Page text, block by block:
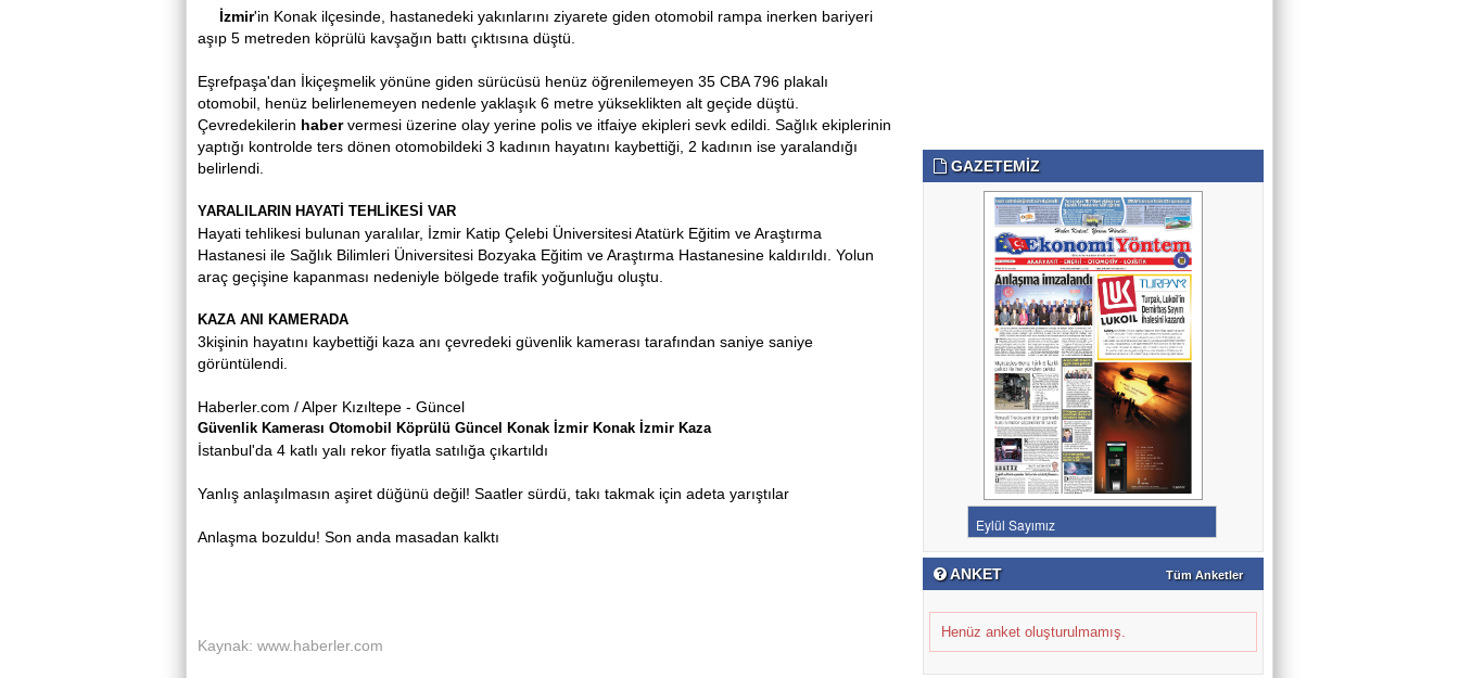
İzmir'in Konak ilçesinde, hastanedeki yakınlarını ziyarete giden otomobil rampa inerken bariyeri
aşıp 5 metreden köprülü kavşağın battı çıktısına düştü.
Eşrefpaşa'dan İkiçeşmelik yönüne giden sürücüsü henüz öğrenilemeyen 35 CBA 796 plakalı
otomobil, henüz belirlenemeyen nedenle yaklaşık 6 metre yükseklikten alt geçide düştü.
Çevredekilerin habervermesi üzerine olay yerine polis ve itfaiye ekipleri sevk edildi. Sağlık ekiplerinin
yaptığı kontrolde ters dönen otomobildeki 3 kadının hayatını kaybettiği, 2 kadının ise yaralandığı
belirlendi.
YARALILARIN HAYATİ TEHLİKESİ VAR
Hayati tehlikesi bulunan yaralılar, İzmir Katip Çelebi Üniversitesi Atatürk Eğitim ve Araştırma
Hastanesi ile Sağlık Bilimleri Üniversitesi Bozyaka Eğitim ve Araştırma Hastanesine kaldırıldı. Yolun
araç geçişine kapanması nedeniyle bölgede trafik yoğunluğu oluştu.
KAZA ANI KAMERADA
3kişinin hayatını kaybettiği kaza anı çevredeki güvenlik kamerası tarafından saniye saniye
görüntülendi.
Haberler.com / Alper Kızıltepe - Güncel
Güvenlik Kamerası Otomobil Köprülü Güncel Konak İzmir Konak İzmir Kaza
İstanbul'da 4 katlı yalı rekor fiyatla satılığa çıkartıldı
Yanlış anlaşılmasın aşiret düğünü değil! Saatler sürdü, takı takmak için adeta yarıştılar
Anlaşma bozuldu! Son anda masadan kalktı
Kaynak: www.haberler.com
GAZETEMİZ
ANKET Tüm Anketler
Henüz anket oluşturulmamış.